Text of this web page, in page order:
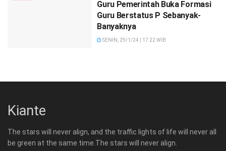
Guru Pemerintah Buka Formasi
Guru Berstatus P Sebanyak-
Banyaknya
SENIN, 29/1/24 | 17:22 WIB
Kiante
The stars will never align, and the traffic lights of life will never all
be green at the same time.The stars will never align.